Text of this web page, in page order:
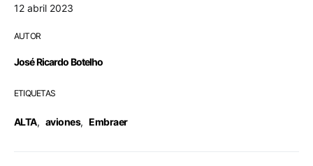
12 abril 2023
AUTOR
José Ricardo Botelho
ETIQUETAS
ALTA, aviones, Embraer